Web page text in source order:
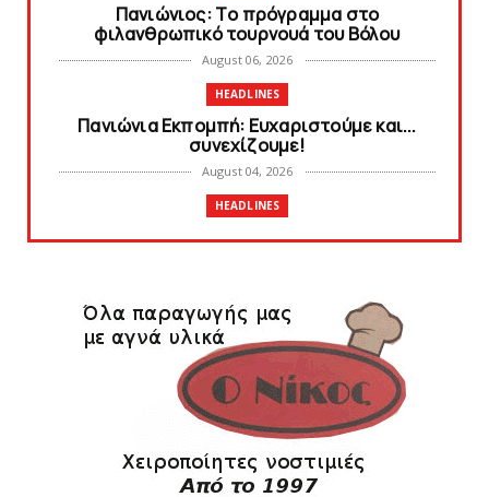
Πανιώνιoς: Tο πρόγραμμα στο
φιλανθρωπικό τουρνουά του Bόλου
August 06, 2026
HEADLINES
Πανιώνια Εκπομπή: Eυχαριστούμε και...
συνεχίζουμε!
August 04, 2026
HEADLINES
Θλίψη για τον χαμό του Γιώργου
SLIDE
Ξεκινά η ελεύθερη διάθεση των εισιτηρίων
διαρκείας του βόλεϊ...
August 04, 2026
HEADLINES
Kυανέρυθρη και επίσημα η Πάτερου
August 04, 2026